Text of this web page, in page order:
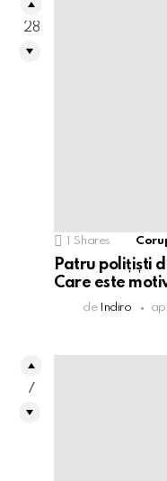
Shares
Patru polițiști
Care este
de Indiro
28
7